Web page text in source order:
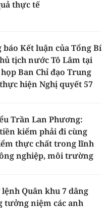
thực tế
báo Kết luận của Tổng Bí
tịch nước Tô Lâm tại
Ban Chỉ đạo Trung
hiện Nghị quyết 57
Trần Lan Phương:
kiểm phải đi cùng
thực chất trong lĩnh
nghiệp, môi trường
Quân khu 7 dâng
tưởng niệm các anh